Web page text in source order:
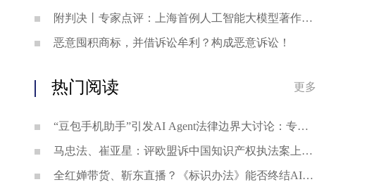
资格的司法审查与规制
附判决丨专家点评：上海首例人工智能大模型著作权
侵权案二审宣判
恶意囤积商标，并借诉讼牟利？构成恶意诉讼！
热门阅读 更多
“豆包手机助手”引发AI Agent法律边界大讨论：专家
深度剖析数据合规与竞争秩序
马忠法、崔亚星：评欧盟诉中国知识产权执法案上诉
仲裁裁决
全红婵带货、靳东直播？《标识办法》能否终结AI拟